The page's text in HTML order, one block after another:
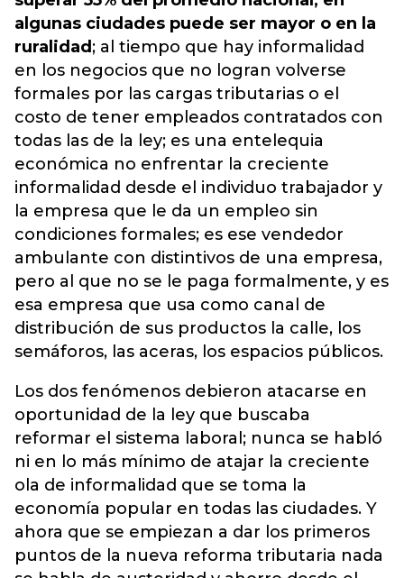
algunas ciudades puede ser mayor o en la
ruralidad ; al tiempo que hay informalidad
en los negocios que no logran volverse
formales por las cargas tributarias o el
costo de tener empleados contratados con
todas las de la ley; es una entelequia
económica no enfrentar la creciente
informalidad desde el individuo trabajador y
la empresa que le da un empleo sin
condiciones formales; es ese vendedor
ambulante con distintivos de una empresa,
pero al que no se le paga formalmente, y es
esa empresa que usa como canal de
distribución de sus productos la calle, los
semáforos, las aceras, los espacios públicos.
Los dos fenómenos debieron atacarse en
oportunidad de la ley que buscaba
reformar el sistema laboral; nunca se habló
ni en lo más mínimo de atajar la creciente
ola de informalidad que se toma la
economía popular en todas las ciudades. Y
ahora que se empiezan a dar los primeros
puntos de la nueva reforma tributaria nada